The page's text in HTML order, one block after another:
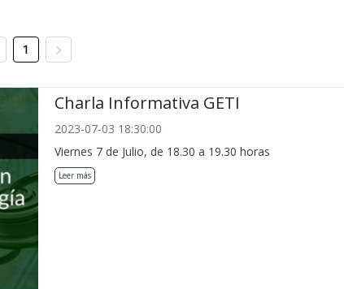
1
Charla Informativa GETI
2023-07-03 18:30:00
Viernes 7 de Julio, de 18.30 a 19.30 horas
Leer más